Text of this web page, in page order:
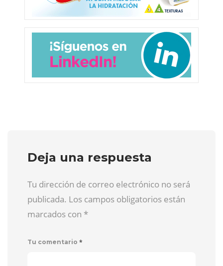
Deja una respuesta
Tu dirección de correo electrónico no será
publicada. Los campos obligatorios están
marcados con *
Tu comentario *